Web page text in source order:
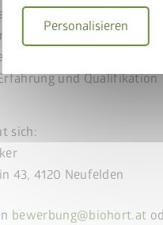
Personalisieren
Betriebsklima
gekochtes Mittagessen
und Qualifikation
sich:
43, 4120 Neufelden
bewerbung@biohort.at
Gerätehaus und BikeLift
Gutscheincode